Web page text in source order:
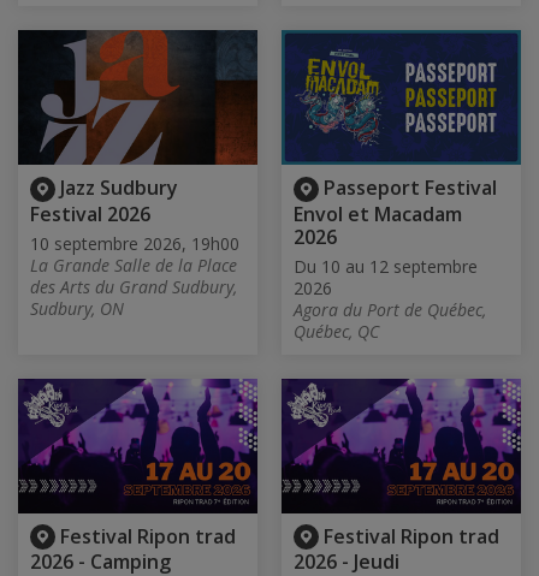
Jazz Sudbury
Festival 2026
10 septembre 2026, 19h00
La Grande Salle de la Place
des Arts du Grand Sudbury,
Sudbury, ON
Passeport Festival
Envol et Macadam
2026
Du 10 au 12 septembre
2026
Agora du Port de Québec,
Québec, QC
Festival Ripon trad
2026 - Camping
Festival Ripon trad
2026 - Jeudi